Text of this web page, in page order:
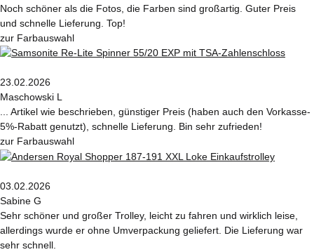
Noch schöner als die Fotos, die Farben sind großartig. Guter Preis
und schnelle Lieferung. Top!
zur Farbauswahl
23.02.2026
Maschowski L
... Artikel wie beschrieben, günstiger Preis (haben auch den Vorkasse-
5%-Rabatt genutzt), schnelle Lieferung. Bin sehr zufrieden!
zur Farbauswahl
03.02.2026
Sabine G
Sehr schöner und großer Trolley, leicht zu fahren und wirklich leise,
allerdings wurde er ohne Umverpackung geliefert. Die Lieferung war
sehr schnell.